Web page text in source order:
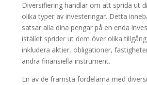
Diversifiering handlar om att sprida ut
olika typer av investeringar. Detta
satsar alla dina pengar på en enda
istället sprider ut dem över olika
inkludera aktier, obligationer,
andra finansiella instrument.
En av de främsta fördelarna med